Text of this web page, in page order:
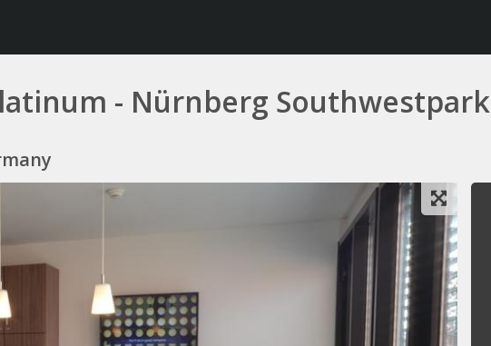
- Nürnberg Southwestpark